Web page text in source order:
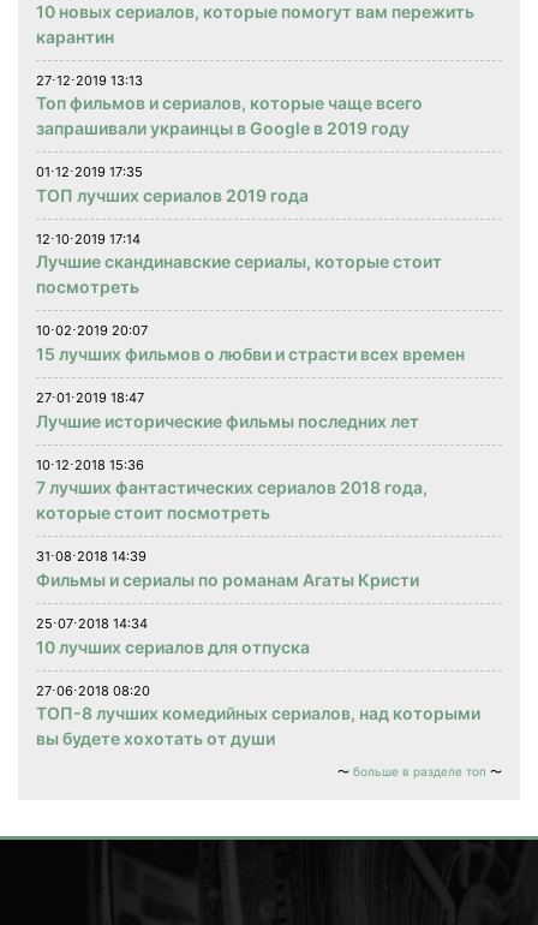
10 новых сериалов, которые помогут вам пережить
карантин
27⋅12⋅2019 13:13
Топ фильмов и сериалов, которые чаще всего
запрашивали украинцы в Google в 2019 году
01⋅12⋅2019 17:35
ТОП лучших сериалов 2019 года
12⋅10⋅2019 17:14
Лучшие скандинавские сериалы, которые стоит
посмотреть
10⋅02⋅2019 20:07
15 лучших фильмов о любви и страсти всех времен
27⋅01⋅2019 18:47
Лучшие исторические фильмы последних лет
10⋅12⋅2018 15:36
7 лучших фантастических сериалов 2018 года,
которые стоит посмотреть
31⋅08⋅2018 14:39
Фильмы и сериалы по романам Агаты Кристи
25⋅07⋅2018 14:34
10 лучших сериалов для отпуска
27⋅06⋅2018 08:20
ТОП-8 лучших комедийных сериалов, над которыми
вы будете хохотать от души
больше в разделе топ